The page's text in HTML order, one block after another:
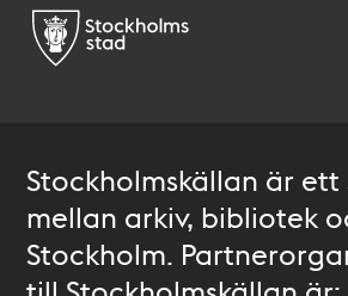
Stockholmskällan är
mellan arkiv, bibliotek
Stockholm.